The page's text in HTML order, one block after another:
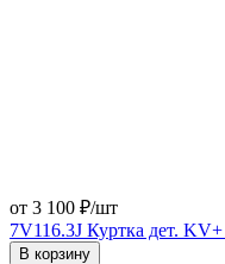
от 3 100 ₽/шт
7V116.3J Куртка дет.
В корзину